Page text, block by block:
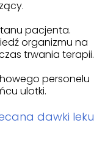
pacjenta.
organizmu na
trwania terapii.
personelu
ulotki.
dawki leku